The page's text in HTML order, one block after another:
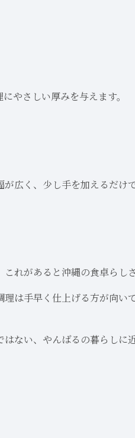
やさしい厚みを与えます。
広く、少し手を加えるだけ
れがあると沖縄の食卓らし
は手早く仕上げる方が向い
ない、やんばるの暮らしに